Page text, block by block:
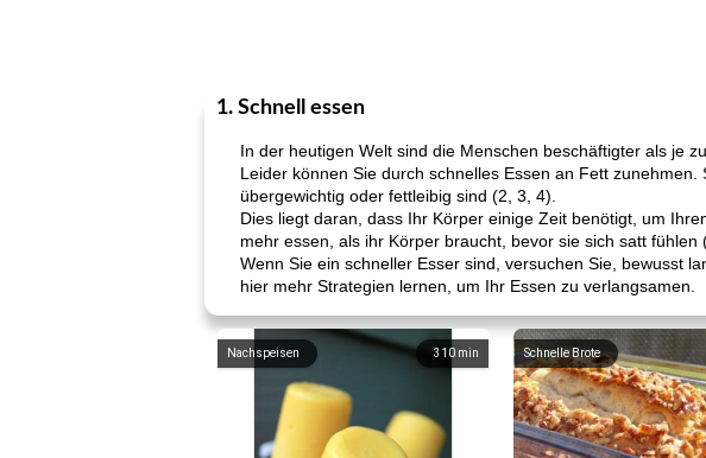
1. Schnell essen
In der heutigen Welt sind die Menschen beschäftigter als je
Leider können Sie durch schnelles Essen an Fett
übergewichtig oder fettleibig sind (2, 3, 4).
Dies liegt daran, dass Ihr Körper einige Zeit benötigt, um
mehr essen, als ihr Körper braucht, bevor sie sich satt fühlen
Wenn Sie ein schneller Esser sind, versuchen Sie, bewusst
hier mehr Strategien lernen, um Ihr Essen zu verlangsamen.
310 min
Nachspeisen Schnelle Brote